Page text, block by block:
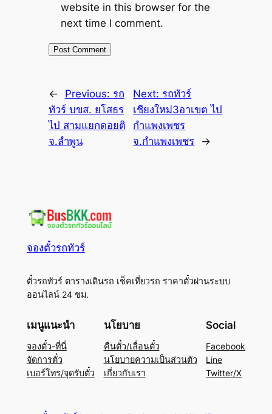
website in this browser for the
next time I comment.
← Previous: รถ
ทัวร์ บขส. ยโสธร
ไป สามแยกดอยติ
จ.ลำพูน
Next: รถทัวร์
เชียงใหม่3อาเขต ไป
กำแพงเพชร
จ.กำแพงเพชร
→
จองตั๋วรถทัวร์
ตั๋วรถทัวร์ ตารางเดินรถ เช็คเที่ยวรถ ราคาตั๋วผ่านระบบ
ออนไลน์ 24 ชม.
เมนูแนะนำ
จองตั๋ว-ที่นี่
จัดการตั๋ว
เบอร์โทร/จุดรับตั๋ว
นโยบาย
คืนตั๋ว/เลื่อนตั๋ว
นโยบายความเป็นส่วนตัว
เกี่ยวกับเรา
Social
Facebook
Line
Twitter/X